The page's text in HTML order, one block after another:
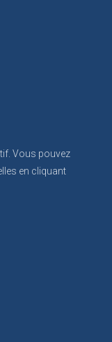
Vous pouvez
en cliquant